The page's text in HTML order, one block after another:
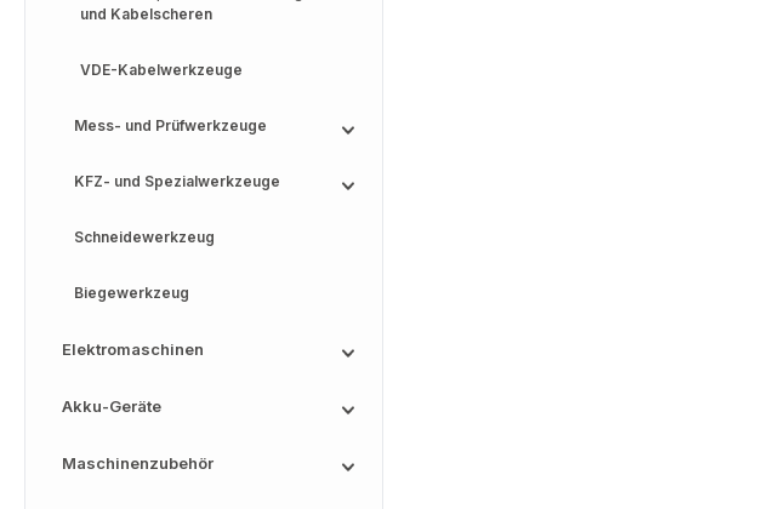
und Kabelscheren
VDE-Kabelwerkzeuge
Mess- und Prüfwerkzeuge
KFZ- und Spezialwerkzeuge
Schneidewerkzeug
Biegewerkzeug
Elektromaschinen
Akku-Geräte
Maschinenzubehör